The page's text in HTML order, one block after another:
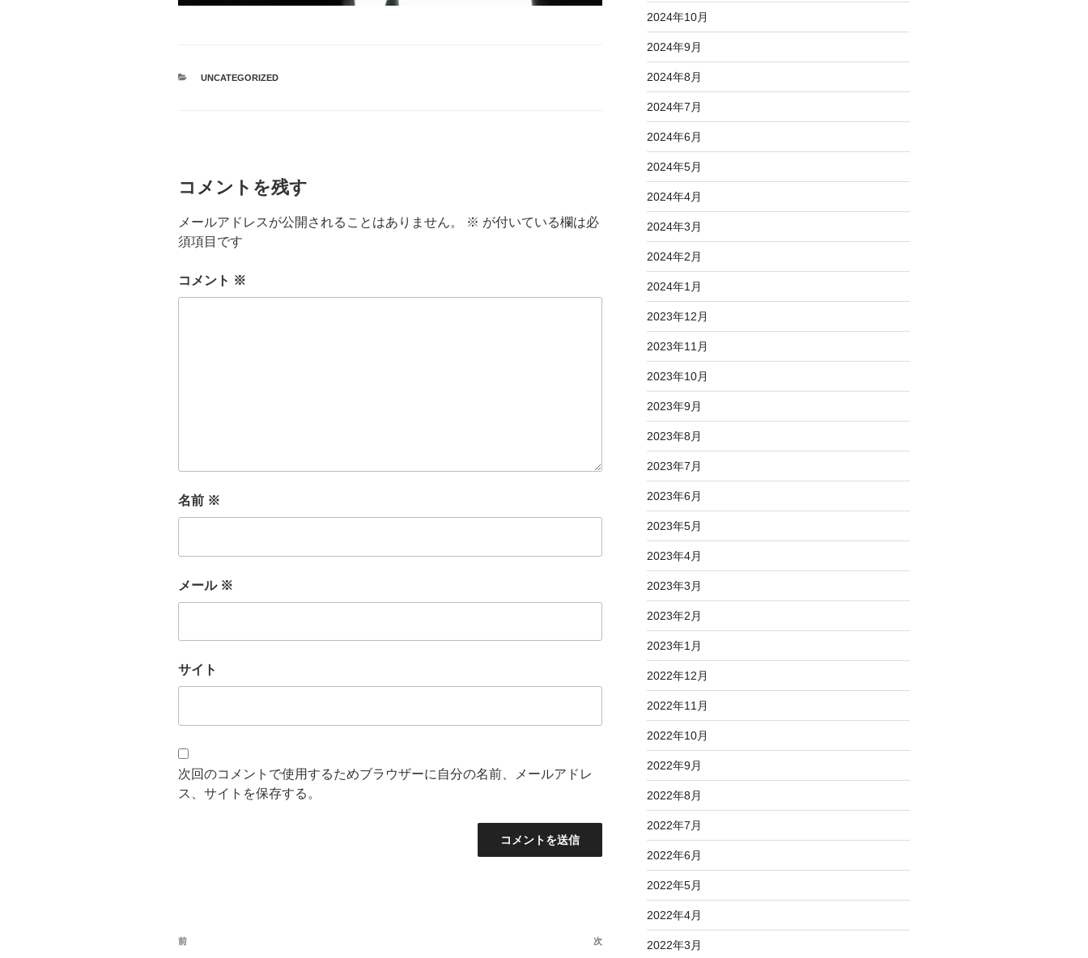
カ
UNCATEGORIZED
コメントを残す
メールアドレスが公開されることはありません。 ※ が付いている欄は必
須項目です
コメント ※
名前 ※
メール ※
サイト
次回のコメントで使用するためブラウザーに自分の名前、メールアドレ
ス、サイトを保存する。
投
過
前
次
次
2024年10月
2024年9月
2024年8月
2024年7月
2024年6月
2024年5月
2024年4月
2024年3月
2024年2月
2024年1月
2023年12月
2023年11月
2023年10月
2023年9月
2023年8月
2023年7月
2023年6月
2023年5月
2023年4月
2023年3月
2023年2月
2023年1月
2022年12月
2022年11月
2022年10月
2022年9月
2022年8月
2022年7月
2022年6月
2022年5月
2022年4月
2022年3月